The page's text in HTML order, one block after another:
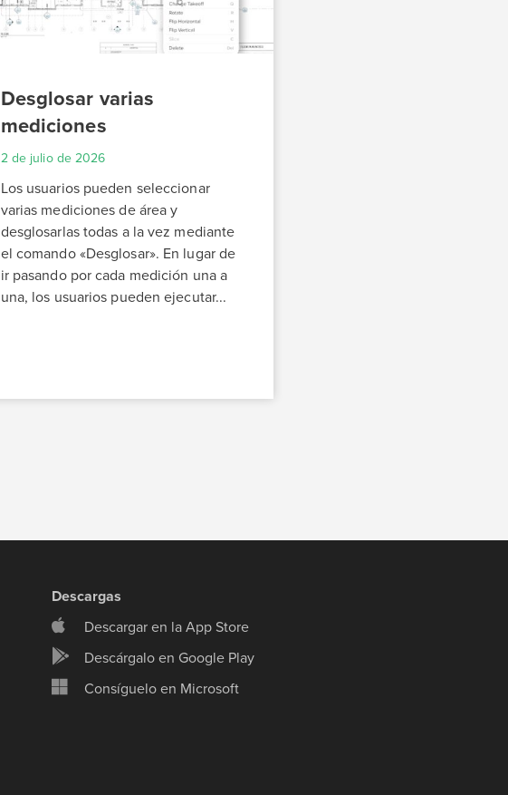
Desglosar varias
mediciones
2 de julio de 2026
Los usuarios pueden seleccionar
varias mediciones de área y
desglosarlas todas a la vez mediante
el comando «Desglosar». En lugar de
ir pasando por cada medición una a
una, los usuarios pueden ejecutar...
Descargas
Descargar en la App Store
Descárgalo en Google Play
Consíguelo en Microsoft